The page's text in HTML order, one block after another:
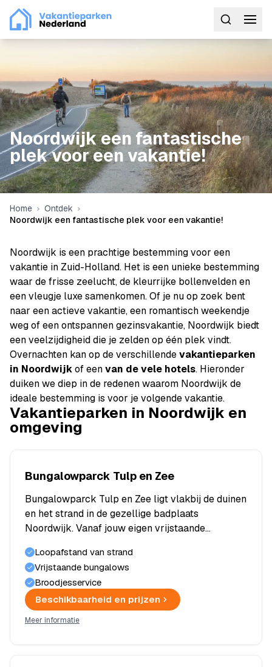
Noordwijk een fantastische
plek voor een vakantie!
Home
Ontdek
Noordwijk een fantastische plek voor een vakantie!
Noordwijk is een prachtige bestemming voor een
vakantie in Zuid-Holland. Het is een unieke bestemming
waar de frisse zeelucht, de kleurrijke bollenvelden en
een vleugje luxe samenkomen. Of je nu op zoek bent
naar een actieve vakantie, een romantisch weekendje
weg of een ontspannen gezinsvakantie, Noordwijk biedt
een veelzijdigheid die je zelden op één plek vindt.
Overnachten kan op de verschillendevakantieparken
in Noordwijkof eenvan de vele hotels. Hieronder
duiken we diep in de redenen waarom Noordwijk de
ideale bestemming is voor je volgende vakantie.
Vakantieparken in Noordwijk en
omgeving
Bungalowparck Tulp en Zee
Bungalowparck Tulp en Zee ligt vlakbij de duinen
en het strand in de gezellige badplaats
Noordwijk. Vanaf jouw eigen vrijstaande…
Loopafstand van strand
Vrijstaande bungalows
Broodjesservice
Beschikbaarheid en prijzen
Meer informatie